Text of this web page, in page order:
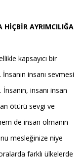
HİÇBİR AYRIMCILIĞA
kapsayıcı bir
insanı sevmesi
insanı insan
ötürü sevgi ve
de insan olmanın
mesleğinize niye
farklı ülkelerde